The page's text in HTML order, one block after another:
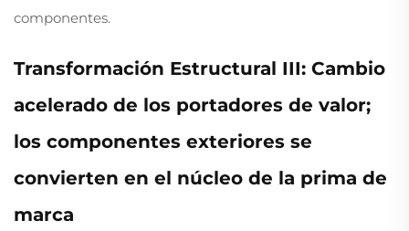
componentes.
Transformación Estructural III: Cambio
acelerado de los portadores de valor;
los componentes exteriores se
convierten en el núcleo de la prima de
marca